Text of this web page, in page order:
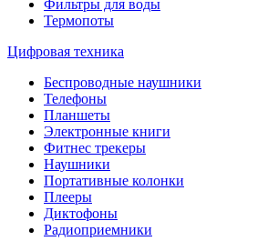
Фильтры для воды
Термопоты
Цифровая техника
Беспроводные наушники
Телефоны
Планшеты
Электронные книги
Фитнес трекеры
Наушники
Портативные колонки
Плееры
Диктофоны
Радиоприемники